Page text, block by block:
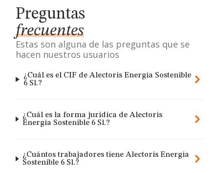
Preguntas
frecuentes
Estas son alguna de las preguntas que se
hacen nuestros usuarios
¿Cuál es el CIF de Alectoris Energia Sostenible
6 Sl.?
¿Cuál es la forma jurídica de Alectoris
Energia Sostenible 6 Sl.?
¿Cuántos trabajadores tiene Alectoris Energia
Sostenible 6 Sl.?